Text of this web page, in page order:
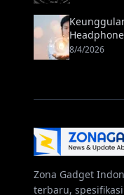
8/4/2026
Zona Gadget
terbaru,